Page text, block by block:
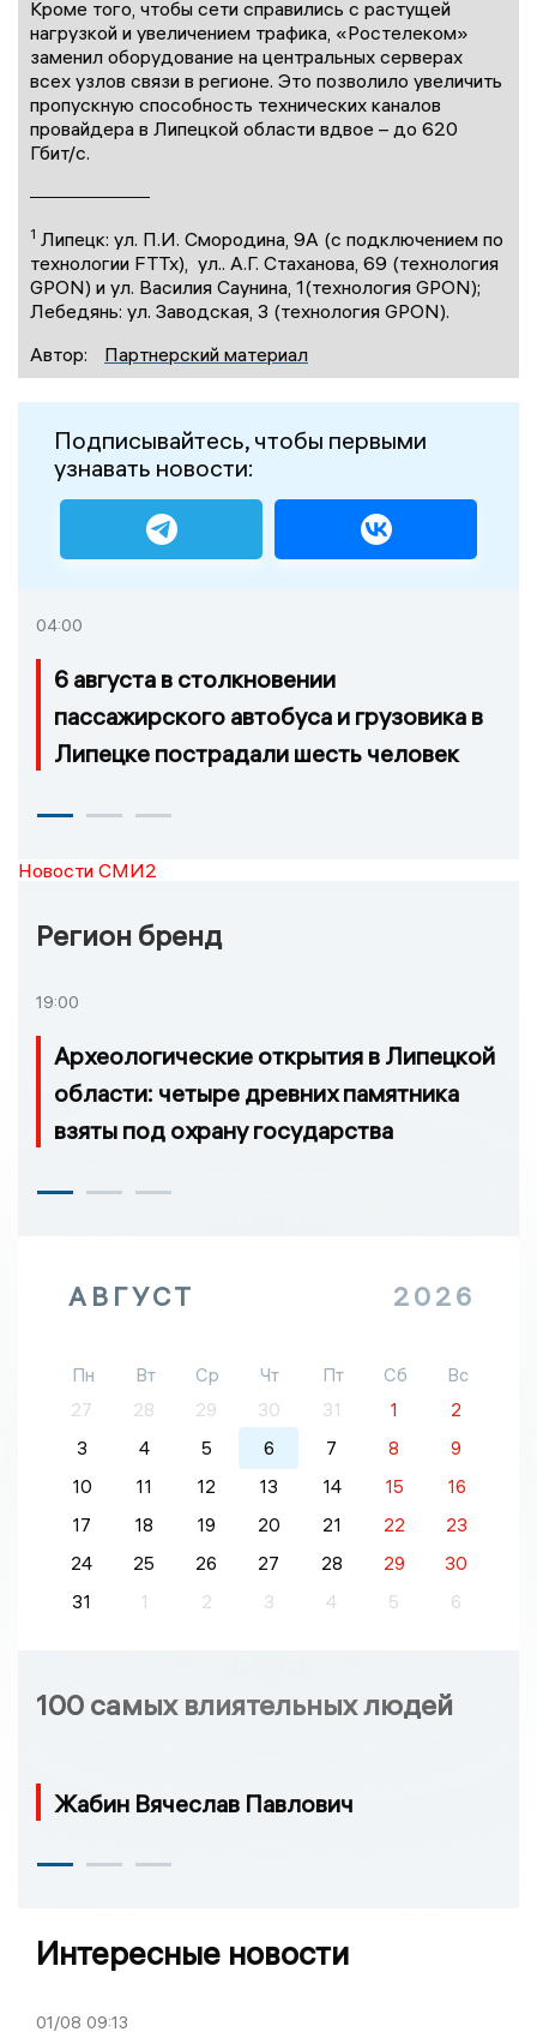
Кроме того, чтобы сети справились с растущей
нагрузкой и увеличением трафика, «Ростелеком»
заменил оборудование на центральных серверах
всех узлов связи в регионе. Это позволило увеличить
пропускную способность технических каналов
провайдера в Липецкой области вдвое – до 620
Гбит/с.
1 Липецк: ул. П.И. Смородина, 9А (с подключением по
технологии FTTx), ул.. А.Г. Стаханова, 69 (технология
GPON) и ул. Василия Саунина, 1(технология GPON);
Лебедянь: ул. Заводская, 3 (технология GPON).
Автор:
Партнерский материал
Подписывайтесь, чтобы первыми
узнавать новости:
04:00
6 августа в столкновении
пассажирского автобуса и грузовика в
Липецке пострадали шесть человек
Новости СМИ2
Регион бренд
19:00
Археологические открытия в Липецкой
области: четыре древних памятника
взяты под охрану государства
АВГУСТ 2026
Пн Вт Ср Чт Пт Сб
Вс
27
28 29 30 31 1
2
3
4 5 6 7 8
9
10
11 12 13 14 15
16
17
18 19 20 21 22
23
24
25 26 27 28 29
30
31
1 2 3 4 5 6
100 самых влиятельных людей
Жабин Вячеслав Павлович
Интересные новости
01/08 09:13